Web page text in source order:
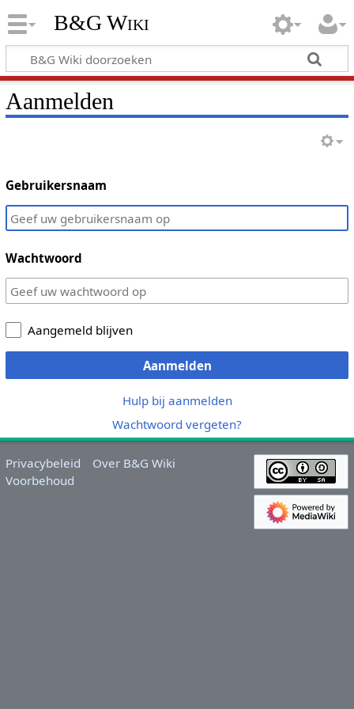
B&G Wiki
Aanmelden
Gebruikersnaam
Wachtwoord
Aangemeld blijven
Aanmelden
Hulp bij aanmelden
Wachtwoord vergeten?
Privacybeleid
Over B&G Wiki
Voorbehoud